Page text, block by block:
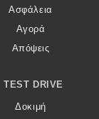
Ασφάλεια
Αγορά
Απόψεις
TEST DRIVE
Δοκιμή